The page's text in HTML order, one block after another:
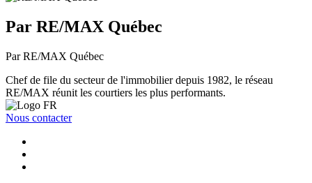
Par RE/MAX Québec
Par RE/MAX Québec
Chef de file du secteur de l'immobilier depuis 1982, le réseau
RE/MAX réunit les courtiers les plus performants.
Nous contacter